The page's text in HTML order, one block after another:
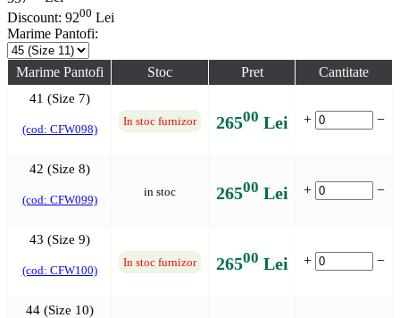
Discount: 9200 Lei
Marime Pantofi:
Marime Pantofi Stoc Pret Cantitate
41 (Size 7)
(cod: CFW098)
In stoc furnizor 26500 Lei + −
42 (Size 8)
(cod: CFW099)
in stoc 26500 Lei + −
43 (Size 9)
(cod: CFW100)
In stoc furnizor 26500 Lei + −
44 (Size 10)